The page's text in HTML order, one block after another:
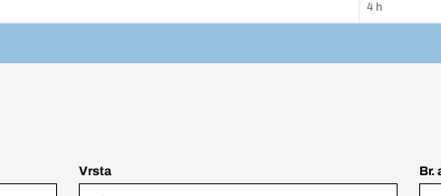
4 h
Vrsta Br.